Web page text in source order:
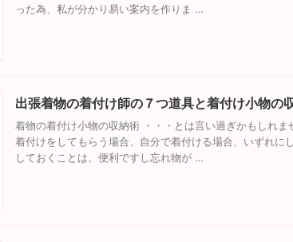
った為、私が分かり易い案内を作りま …
出張着物の着付け師の７つ道具と着付け小物の
着物の着付け小物の収納術 ・・・とは言い過ぎかもしれま
着付けをしてもらう場合、自分で着付ける場合、いずれに
しておくことは、便利ですし忘れ物が …